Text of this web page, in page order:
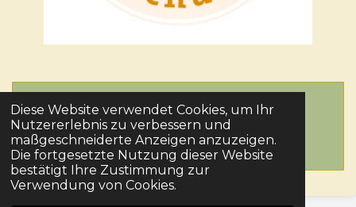
Diese Website verwendet Cookies, um Ihr
Nutzererlebnis zu verbessern und
maßgeschneiderte Anzeigen anzuzeigen.
Die fortgesetzte Nutzung dieser Website
bestätigt Ihre Zustimmung zur
Verwendung von Cookies.
Erstelle deine eigene Website mit
Webador